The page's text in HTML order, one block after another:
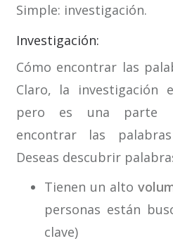
Simple: investigación.
Investigación:
Cómo encontrar las
Claro, la investigación
pero es una parte
encontrar las
Deseas descubrir
Tienen un alto
personas están
clave)